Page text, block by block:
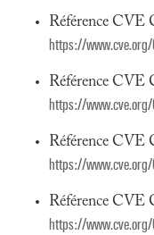
Référence
https://
Référence
https://
Référence
https://
Référence
https://